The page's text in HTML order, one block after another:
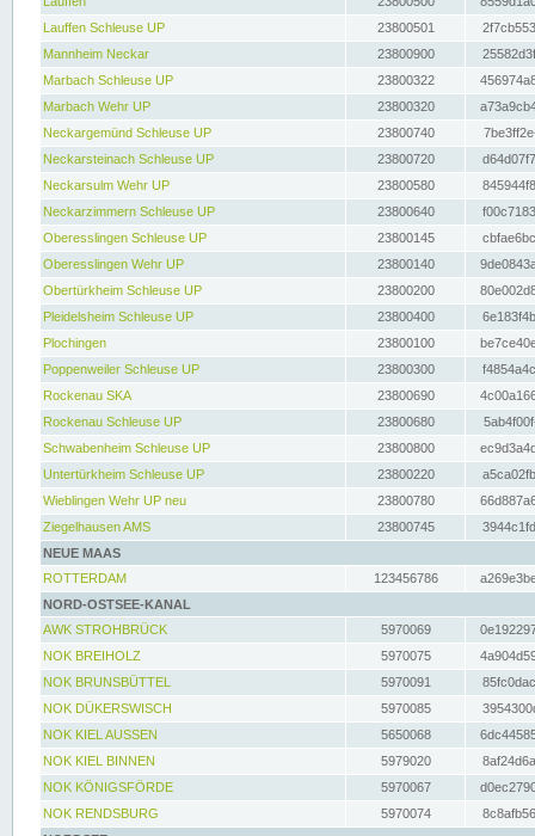
Lauffen Schleuse UP
23800501
Mannheim Neckar
23800900
Marbach Schleuse UP
23800322
Marbach Wehr UP
23800320
Neckargemünd Schleuse UP
23800740
Neckarsteinach Schleuse UP
23800720
Neckarsulm Wehr UP
23800580
Neckarzimmern Schleuse UP
23800640
Oberesslingen Schleuse UP
23800145
Oberesslingen Wehr UP
23800140
Obertürkheim Schleuse UP
23800200
Pleidelsheim Schleuse UP
23800400
Plochingen
23800100
Poppenweiler Schleuse UP
23800300
Rockenau SKA
23800690
Rockenau Schleuse UP
23800680
Schwabenheim Schleuse UP
23800800
Untertürkheim Schleuse UP
23800220
Wieblingen Wehr UP neu
23800780
Ziegelhausen AMS
23800745
NEUE MAAS
ROTTERDAM
123456786
NORD-OSTSEE-KANAL
AWK STROHBRÜCK
5970069
NOK BREIHOLZ
5970075
NOK BRUNSBÜTTEL
5970091
NOK DÜKERSWISCH
5970085
NOK KIEL AUSSEN
5650068
NOK KIEL BINNEN
5979020
NOK KÖNIGSFÖRDE
5970067
NOK RENDSBURG
5970074